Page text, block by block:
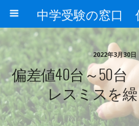
2022年3月30日
偏差値40台～50
レスミスを